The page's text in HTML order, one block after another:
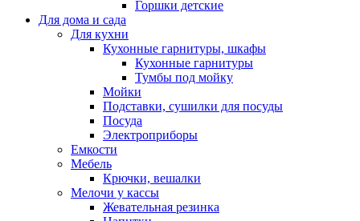
Горшки детские
Для дома и сада
Для кухни
Кухонные гарнитуры, шкафы
Кухонные гарнитуры
Тумбы под мойку
Мойки
Подставки, сушилки для посуды
Посуда
Электроприборы
Емкости
Мебель
Крючки, вешалки
Мелочи у кассы
Жевательная резинка